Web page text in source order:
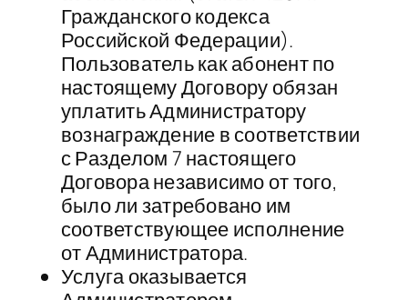
Гражданского кодекса
Российской Федерации).
Пользователь как абонент по
настоящему Договору обязан
уплатить Администратору
вознаграждение в соответствии
с Разделом 7 настоящего
Договора независимо от того,
было ли затребовано им
соответствующее исполнение
от Администратора.
Услуга оказывается